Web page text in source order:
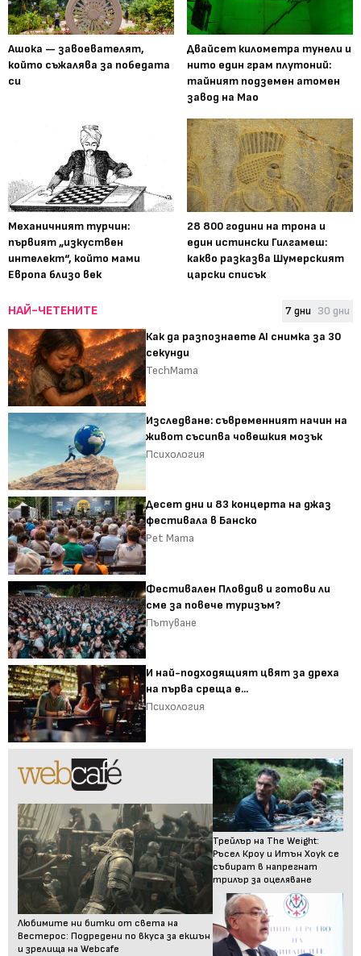
Ашока — завоевателят,
който съжалява за победата
си
Двайсет километра тунели и
нито един грам плутоний:
тайният подземен атомен
завод на Мао
Механичният турчин:
първият „изкуствен
интелект“, който мами
Европа близо век
28 800 години на трона и
един истински Гилгамеш:
какво разказва Шумерският
царски списък
НАЙ-ЧЕТЕНИТЕ 7 дни 30 дни
Как да разпознаете AI снимка за 30
секунди
TechMama
Изследване: съвременният начин на
живот съсипва човешкия мозък
Психология
Десет дни и 83 концерта на джаз
фестивала в Банско
Pet Mama
Фестивален Пловдив и готови ли
сме за повече туризъм?
Пътуване
И най-подходящият цвят за дреха
на първа среща е...
Психология
Любимите ни битки от света на
Вестерос: Подредени по вкуса за екшън
и зрелища на Webcafe
Трейлър на The Weight:
Ръсел Кроу и Итън Хоук се
събират в напрегнат
трилър за оцеляване